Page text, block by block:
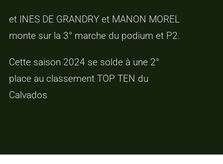
et INES DE GRANDRY et MANON MOREL
monte sur la 3° marche du podium et P2.
Cette saison 2024 se solde à une 2°
place au classement TOP TEN du
Calvados